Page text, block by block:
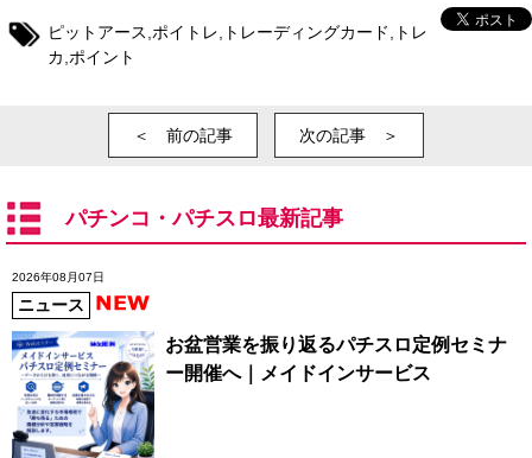
ピットアース ポイトレ トレーディングカード
トレ
カ ポイント
＜ 前の記事 次の記事 ＞
パチンコ・パチスロ最新記事
2026年08月07日
ニュース
お盆営業を振り返るパチスロ定例セミナ
ー開催へ｜メイドインサービス